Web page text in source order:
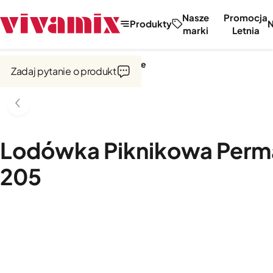
Produkty
Nasze
marki
Promocja
Letnia
Lodówki ogrodowe
Lodówka Piknikowa
205
Zadaj pytanie o produkt